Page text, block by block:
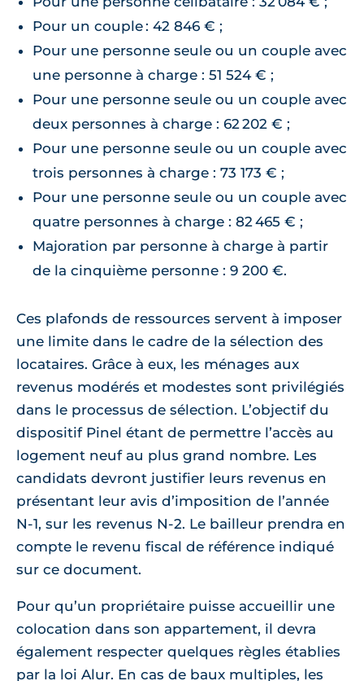
Pour un couple : 42 846 € ;
Pour une personne seule ou un couple avec
une personne à charge : 51 524 € ;
Pour une personne seule ou un couple avec
deux personnes à charge : 62 202 € ;
Pour une personne seule ou un couple avec
trois personnes à charge : 73 173 € ;
Pour une personne seule ou un couple avec
quatre personnes à charge : 82 465 € ;
Majoration par personne à charge à partir
de la cinquième personne : 9 200 €.
Ces plafonds de ressources servent à imposer
une limite dans le cadre de la sélection des
locataires. Grâce à eux, les ménages aux
revenus modérés et modestes sont privilégiés
dans le processus de sélection. L’objectif du
dispositif Pinel étant de permettre l’accès au
logement neuf au plus grand nombre. Les
candidats devront justifier leurs revenus en
présentant leur avis d’imposition de l’année
N-1, sur les revenus N-2. Le bailleur prendra en
compte le revenu fiscal de référence indiqué
sur ce document.
Pour qu’un propriétaire puisse accueillir une
colocation dans son appartement, il devra
également respecter quelques règles établies
par la loi Alur. En cas de baux multiples, les